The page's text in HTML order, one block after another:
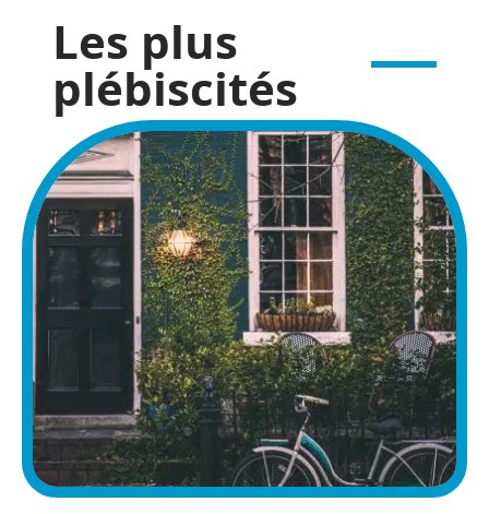
Les plus
plébiscités